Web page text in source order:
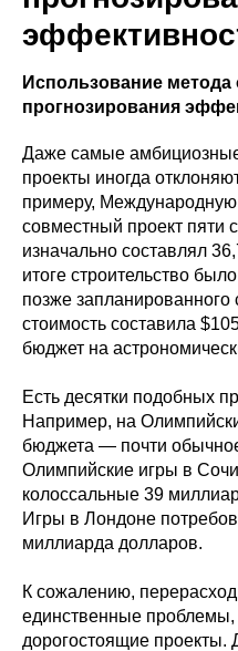
Использование
прогнозирования
Даже самые
проекты иногда
примеру,
совместный проект пяти
изначально составлял
итоге строительство
позже запланированного
стоимость составила
бюджет на
Есть десятки подобных
Например, на
бюджета — почти
Олимпийские игры в
колоссальные 39
Игры в Лондоне
миллиарда долларов.
К сожалению,
единственные проблемы,
дорогостоящие проекты.